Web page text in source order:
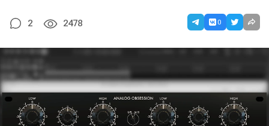
2 2478 0